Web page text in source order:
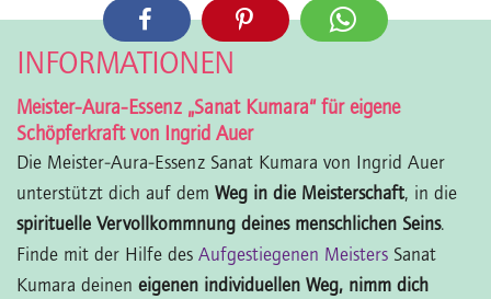
INFORMATIONEN
Meister-Aura-Essenz „Sanat Kumara“ für eigene
Schöpferkraft von Ingrid Auer
Die Meister-Aura-Essenz Sanat Kumara von Ingrid Auer
unterstützt dich auf dem Weg in die Meisterschaft, in die
spirituelle Vervollkommnung deines menschlichen Seins.
Finde mit der Hilfe des Aufgestiegenen Meisters Sanat
Kumara deinen eigenen individuellen Weg, nimm dich